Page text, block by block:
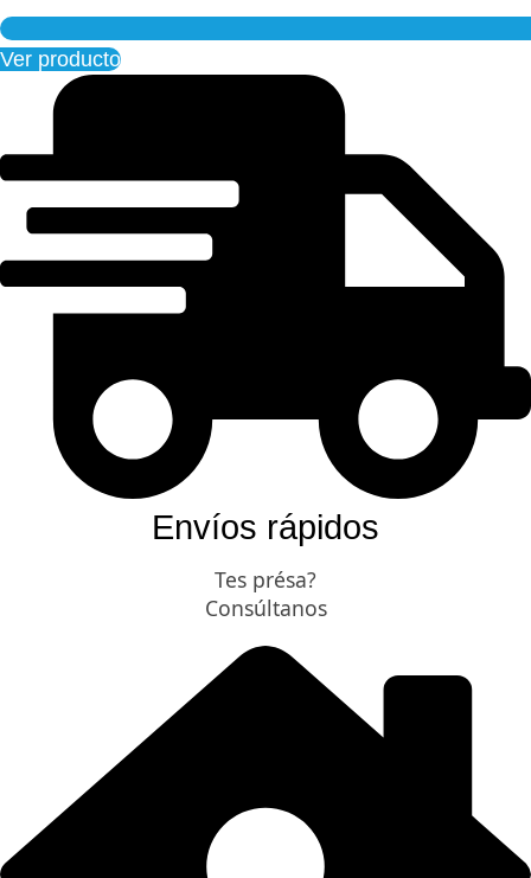
Ver producto
Envíos rápidos
Tes présa?
Consúltanos